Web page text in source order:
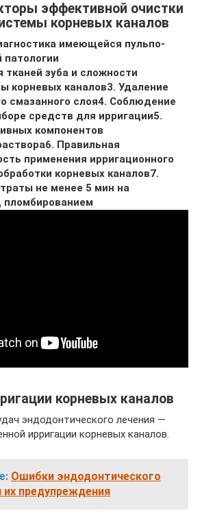
эффективной очистки
корневых каналов
имеющейся пульпо-
патологии
тканей зуба и сложности
корневых каналов3. Удаление
смазанного слоя4. Соблюдение
средств для ирригации5.
компонентов
6. Правильная
применения ирригационного
корневых каналов7.
не менее 5 мин на
пломбированием
корневых каналов
эндодонтического лечения —
ирригации корневых каналов.
Ошибки эндодонтического
их предупреждения